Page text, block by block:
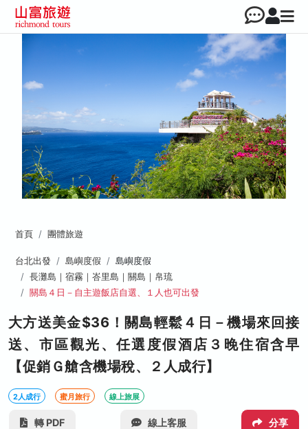
首頁 團體旅遊
台北出發 島嶼度假
島嶼度假
長灘島｜宿霧｜峇里島｜關島｜帛琉
關島４日－自主遊飯店自選、１人也可出發
大方送美金$36！關島輕鬆４日－機場來回接
送、市區觀光、任選度假酒店３晚住宿含早
【促銷Ｇ艙含機場稅、２人成行】
2人成行 蜜月旅行 線上旅展
轉 PDF 線上客服 分享